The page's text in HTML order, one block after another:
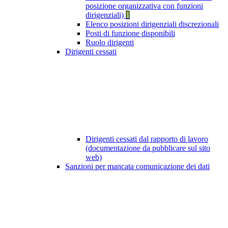
posizione organizzativa con funzioni
dirigenziali) 1
Elenco posizioni dirigenziali discrezionali
Posti di funzione disponibili
Ruolo dirigenti
Dirigenti cessati
Dirigenti cessati dal rapporto di lavoro
(documentazione da pubblicare sul sito
web)
Sanzioni per mancata comunicazione dei dati